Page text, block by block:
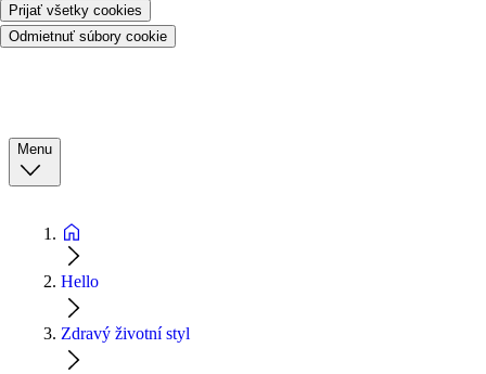
Prijať všetky cookies
Odmietnuť súbory cookie
Menu
Hello
Zdravý životní styl